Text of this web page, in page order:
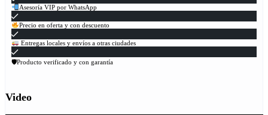
Asesoría VIP por WhatsApp
Precio en oferta y con descuento
Entregas locales y envíos a otras ciudades
🛡Producto verificado y con garantía
Video